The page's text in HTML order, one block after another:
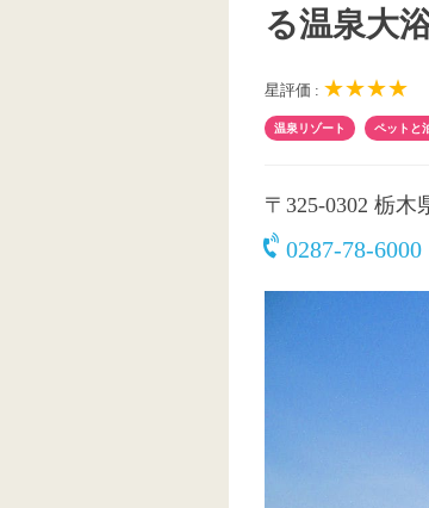
る温泉大
星評価 : ★★★★
温泉リゾート ペットと
〒325-0302 栃木
0287-78-6000